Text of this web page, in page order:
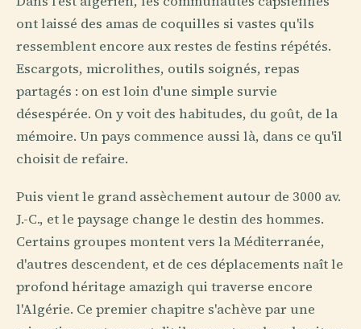
ont laissé des amas de coquilles si vastes qu'ils
ressemblent encore aux restes de festins répétés.
Escargots, microlithes, outils soignés, repas
partagés : on est loin d'une simple survie
désespérée. On y voit des habitudes, du goût, de la
mémoire. Un pays commence aussi là, dans ce qu'il
choisit de refaire.
Puis vient le grand assèchement autour de 3000 av.
J.-C., et le paysage change le destin des hommes.
Certains groupes montent vers la Méditerranée,
d'autres descendent, et de ces déplacements naît le
profond héritage amazigh qui traverse encore
l'Algérie. Ce premier chapitre s'achève par une